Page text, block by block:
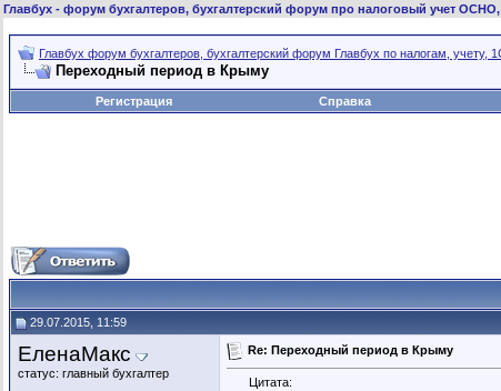
Главбух - форум бухгалтеров, бухгалтерский форум про налоговый учет
Главбух форум бухгалтеров, бухгалтерский форум Главбух по налогам, учету,
Переходный период в Крыму
Регистрация
Справка
29.07.2015, 11:59
ЕленаМакс
статус: главный бухгалтер
Re: Переходный период в Крыму
Цитата: